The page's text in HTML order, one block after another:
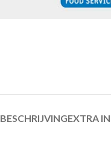
BESCHRIJVINGEXTRA